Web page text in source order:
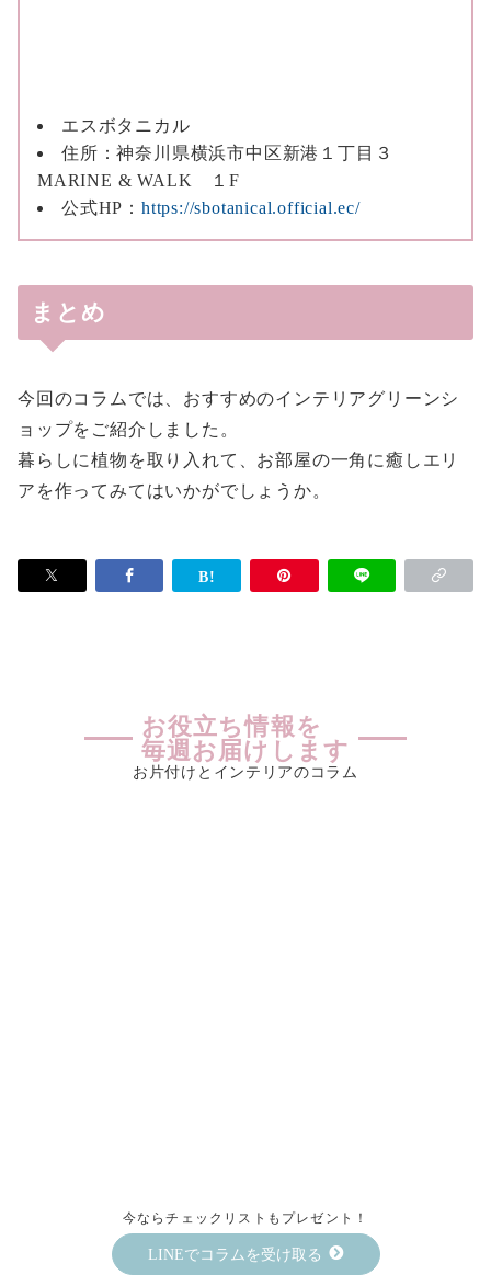
エスボタニカル
住所：神奈川県横浜市中区新港１丁目３
MARINE & WALK １F
公式HP： https://sbotanical.official.ec/
まとめ
今回のコラムでは、おすすめのインテリアグリーンシ
ョップをご紹介しました。
暮らしに植物を取り入れて、お部屋の一角に癒しエリ
アを作ってみてはいかがでしょうか。
お役立ち情報を
毎週お届けします
お片付けとインテリアのコラム
今ならチェックリストもプレゼント！
LINEでコラムを受け取る